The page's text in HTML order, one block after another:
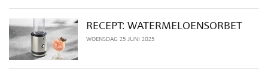
RECEPT: WATERMELOENSORBET
WOENSDAG 25 JUNI 2025